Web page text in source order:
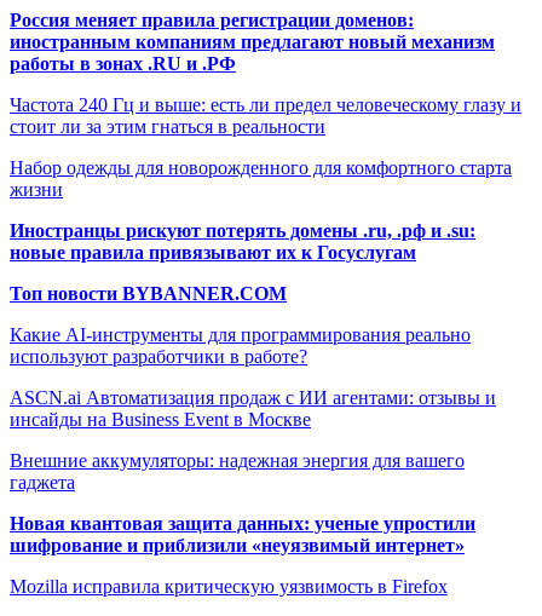
Россия меняет правила регистрации доменов:
иностранным компаниям предлагают новый механизм
работы в зонах .RU и .РФ
Частота 240 Гц и выше: есть ли предел человеческому глазу и
стоит ли за этим гнаться в реальности
Набор одежды для новорожденного для комфортного старта
жизни
Иностранцы рискуют потерять домены .ru, .рф и .su:
новые правила привязывают их к Госуслугам
Топ новости BYBANNER.COM
Какие AI-инструменты для программирования реально
используют разработчики в работе?
ASCN.ai Автоматизация продаж с ИИ агентами: отзывы и
инсайды на Business Event в Москве
Внешние аккумуляторы: надежная энергия для вашего
гаджета
Новая квантовая защита данных: ученые упростили
шифрование и приблизили «неуязвимый интернет»
Mozilla исправила критическую уязвимость в Firefox